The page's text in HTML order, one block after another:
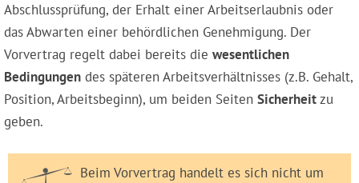
Abschlussprüfung, der Erhalt einer Arbeitserlaubnis oder
das Abwarten einer behördlichen Genehmigung. Der
Vorvertrag regelt dabei bereits die wesentlichen
Bedingungen des späteren Arbeitsverhältnisses (z.B. Gehalt,
Position, Arbeitsbeginn), um beiden Seiten Sicherheitzu
geben.
Beim Vorvertrag handelt es sich nicht um